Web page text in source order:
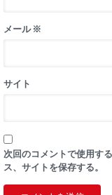
メール※
サイト
次回のコメントで使用す
ス、サイトを保存する。